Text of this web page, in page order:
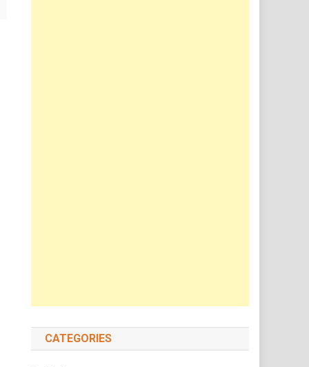
CATEGORIES